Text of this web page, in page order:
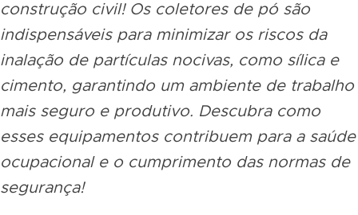
construção civil! Os coletores de pó são
indispensáveis para minimizar os riscos da
inalação de partículas nocivas, como sílica e
cimento, garantindo um ambiente de trabalho
mais seguro e produtivo. Descubra como
esses equipamentos contribuem para a saúde
ocupacional e o cumprimento das normas de
segurança!